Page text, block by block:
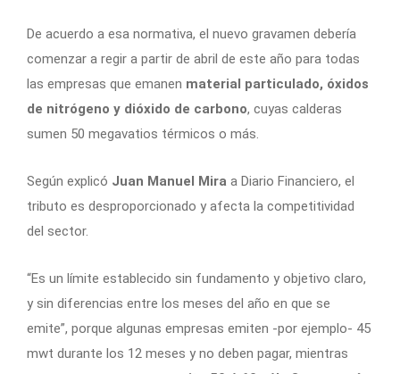
De acuerdo a esa normativa, el nuevo gravamen debería
comenzar a regir a partir de abril de este año para todas
las empresas que emanen material particulado, óxidos
de nitrógeno y dióxido de carbono, cuyas calderas
sumen 50 megavatios térmicos o más.
Según explicó Juan Manuel Mira a Diario Financiero, el
tributo es desproporcionado y afecta la competitividad
del sector.
“Es un límite establecido sin fundamento y objetivo claro,
y sin diferencias entre los meses del año en que se
emite”, porque algunas empresas emiten -por ejemplo- 45
mwt durante los 12 meses y no deben pagar, mientras